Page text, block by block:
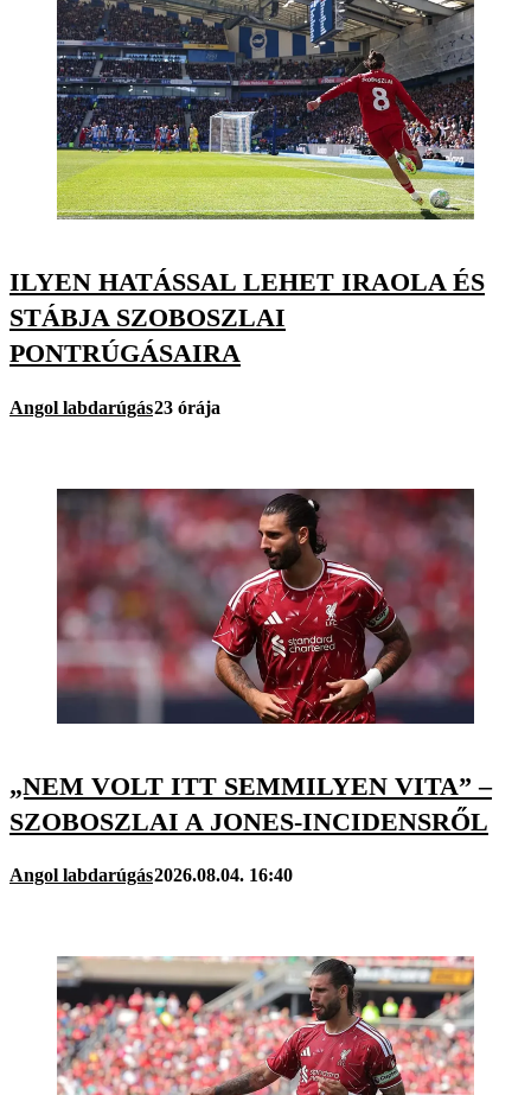
ILYEN HATÁSSAL LEHET IRAOLA ÉS
STÁBJA SZOBOSZLAI
PONTRÚGÁSAIRA
Angol labdarúgás23 órája
„NEM VOLT ITT SEMMILYEN VITA” –
SZOBOSZLAI A JONES-INCIDENSRŐL
Angol labdarúgás2026.08.04. 16:40